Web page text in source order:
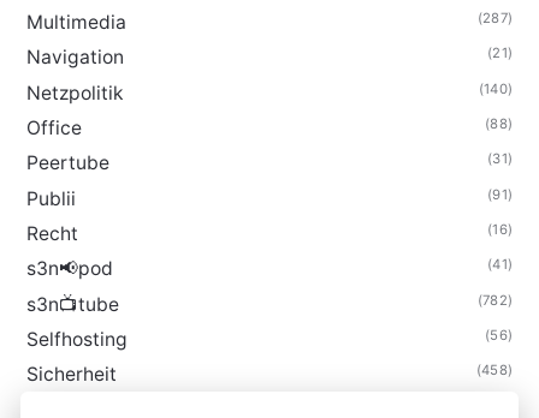
Multimedia (287)
Navigation (21)
Netzpolitik (140)
Office (88)
Peertube (31)
Publii (91)
Recht (16)
s3n📢pod (41)
s3n📺tube (782)
Selfhosting (56)
Sicherheit (458)